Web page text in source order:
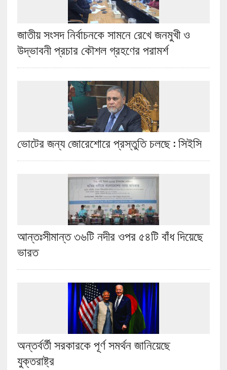
জাতীয় সংসদ নির্বাচনকে সামনে রেখে জনমুখী ও
উদ্ভাবনী প্রচার কৌশল গ্রহণের পরামর্শ
ভোটের জন্য জোরেশোরে প্রস্তুতি চলছে : সিইসি
আন্তঃসীমান্ত ৩৬টি নদীর ওপর ৫৪টি বাঁধ দিয়েছে
ভারত
অন্তর্বর্তী সরকারকে পূর্ণ সমর্থন জানিয়েছে
যুক্তরাষ্ট্র